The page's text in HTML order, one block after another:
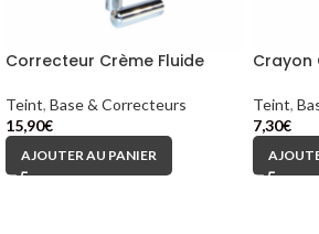
Correcteur Crème Fluide
Teint, Base & Correcteurs
15,90€
AJOUTER AU PANIER
Crayon
Teint,
7,30€